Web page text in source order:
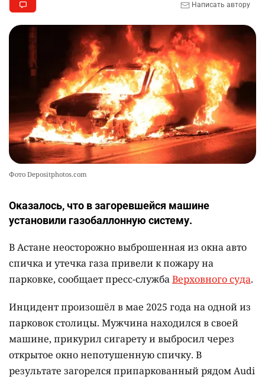
Написать автору
Фото Depositphotos.com
Оказалось, что в загоревшейся машине
установили газобаллонную систему.
В Астане неосторожно выброшенная из окна авто
спичка и утечка газа привели к пожару на
парковке, сообщает пресс-службаВерховного суда.
Инцидент произошёл в мае 2025 года на одной из
парковок столицы. Мужчина находился в своей
машине, прикурил сигарету и выбросил через
открытое окно непотушенную спичку. В
результате загорелся припаркованный рядом Audi